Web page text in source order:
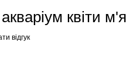
квіти
відгук